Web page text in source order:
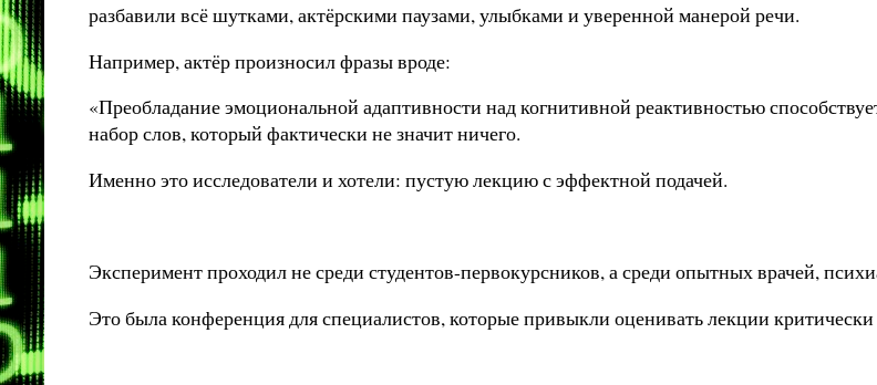
разбавили всё шутками, актёрскими паузами, улыбками и уверенной манерой речи.
Например, актёр произносил фразы вроде:
«Преобладание эмоциональной адаптивности над когнитивной реактивностью
набор слов, который фактически не значит ничего.
Именно это исследователи и хотели: пустую лекцию с эффектной подачей.
Эксперимент проходил не среди студентов-первокурсников, а среди опытных врачей,
Это была конференция для специалистов, которые привыкли оценивать лекции